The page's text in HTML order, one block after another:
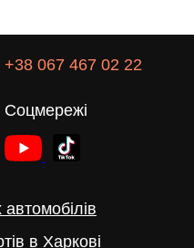
+38 067 467 02 22
Соцмережі
в Харкові